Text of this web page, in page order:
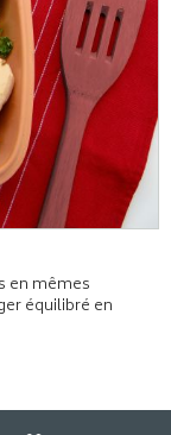
en mêmes
équilibré en